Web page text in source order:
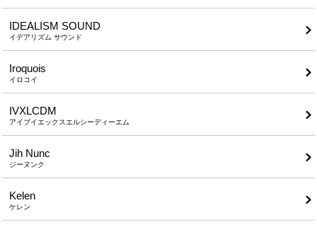
IDEALISM SOUND
イデアリズム サウンド
Iroquois
イロコイ
IVXLCDM
アイブイエックスエルシーディーエム
Jih Nunc
ジーヌンク
Kelen
ケレン